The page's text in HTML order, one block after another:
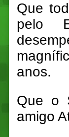
Que
pelo
anos.
Que o
amigo